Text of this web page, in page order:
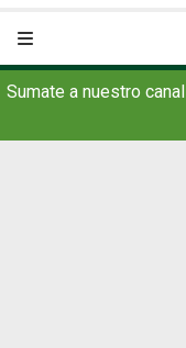
Sumate a nuestro